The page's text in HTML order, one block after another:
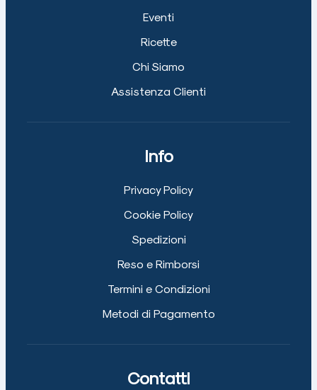
Eventi
Ricette
Chi Siamo
Assistenza Clienti
Info
Privacy Policy
Cookie Policy
Spedizioni
Reso e Rimborsi
Termini e Condizioni
Metodi di Pagamento
Contatti